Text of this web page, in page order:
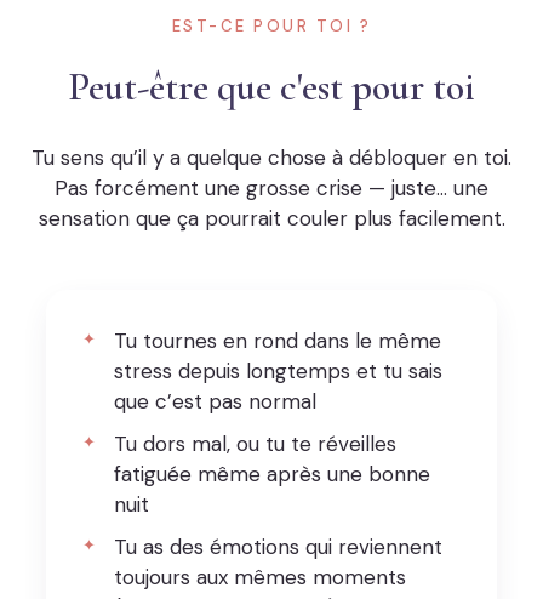
EST-CE POUR TOI ?
Peut-être que c'est pour toi
Tu sens qu’il y a quelque chose à débloquer en toi.
Pas forcément une grosse crise — juste… une
sensation que ça pourrait couler plus facilement.
Tu tournes en rond dans le même
stress depuis longtemps et tu sais
que c’est pas normal
Tu dors mal, ou tu te réveilles
fatiguée même après une bonne
nuit
Tu as des émotions qui reviennent
toujours aux mêmes moments